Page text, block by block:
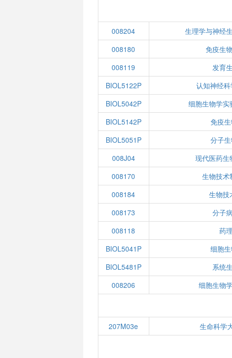
008204 生理学与神经
008180
免疫生
008119
发育
BIOL5122P
认知神经
BIOL5042P
细胞生物学实
BIOL5142P
免疫
BIOL5051P
分子
008J04
现代医药生
008170
生物技术
008184
生物技
008173
分子
008118
药
BIOL5041P
细胞
BIOL5481P
系统
008206
细胞生物
207M03e 生命科学